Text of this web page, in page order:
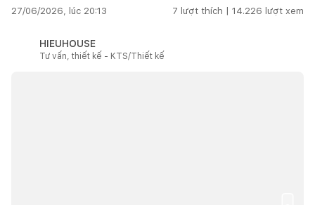
27/06/2026, lúc 20:13 7 lượt thích | 14.226 lượt xem
HIEUHOUSE
Tư vấn, thiết kế - KTS/Thiết kế